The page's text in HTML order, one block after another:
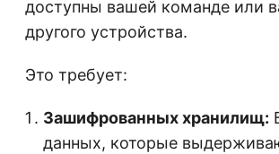
доступны вашей команде или
другого устройства.
Это требует:
Зашифрованных хранилищ:
данных, которые